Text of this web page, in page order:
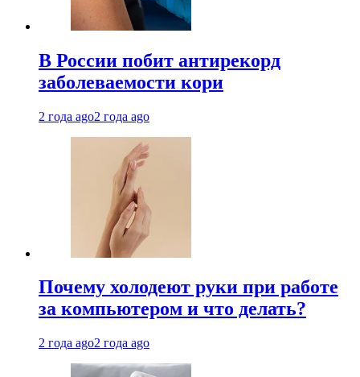
В России побит антирекорд
заболеваемости кори
2 года ago2 года ago
Почему холодеют руки при работе
за компьютером и что делать?
2 года ago2 года ago